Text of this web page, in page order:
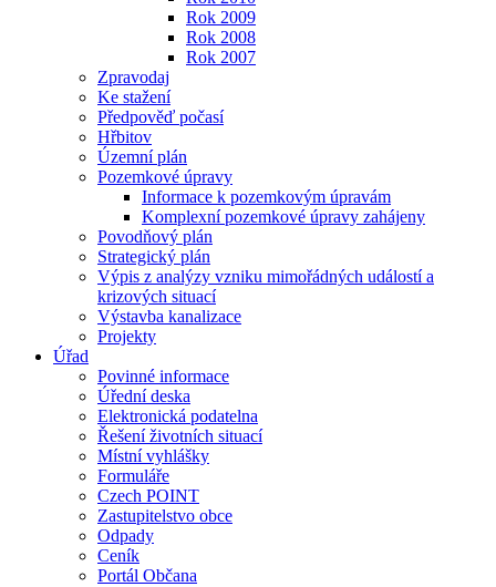
Rok 2009
Rok 2008
Rok 2007
Zpravodaj
Ke stažení
Předpověď počasí
Hřbitov
Územní plán
Pozemkové úpravy
Informace k pozemkovým úpravám
Komplexní pozemkové úpravy zahájeny
Povodňový plán
Strategický plán
Výpis z analýzy vzniku mimořádných událostí a
krizových situací
Výstavba kanalizace
Projekty
Úřad
Povinné informace
Úřední deska
Elektronická podatelna
Řešení životních situací
Místní vyhlášky
Formuláře
Czech POINT
Zastupitelstvo obce
Odpady
Ceník
Portál Občana